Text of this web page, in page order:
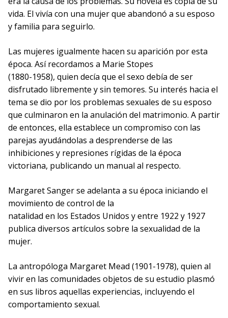
vida. El vivía con una mujer que abandonó a su esposo
y familia para seguirlo.
Las mujeres igualmente hacen su aparición por esta
época. Así recordamos a Marie Stopes
(1880-1958), quien decía que el sexo debía de ser
disfrutado libremente y sin temores. Su interés hacia el
tema se dio por los problemas sexuales de su esposo
que culminaron en la anulación del matrimonio. A partir
de entonces, ella establece un compromiso con las
parejas ayudándolas a desprenderse de las
inhibiciones y represiones rígidas de la época
victoriana, publicando un manual al respecto.
Margaret Sanger se adelanta a su época iniciando el
movimiento de control de la
natalidad en los Estados Unidos y entre 1922 y 1927
publica diversos artículos sobre la sexualidad de la
mujer.
La antropóloga Margaret Mead (1901-1978), quien al
vivir en las comunidades objetos de su estudio plasmó
en sus libros aquellas experiencias, incluyendo el
comportamiento sexual.